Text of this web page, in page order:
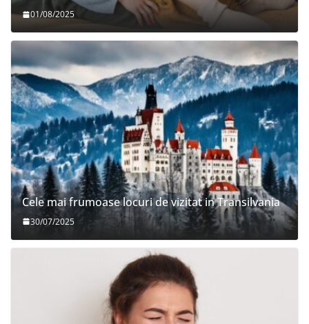
01/08/2025
Cele mai frumoase locuri de vizitat in Transilvania
30/07/2025